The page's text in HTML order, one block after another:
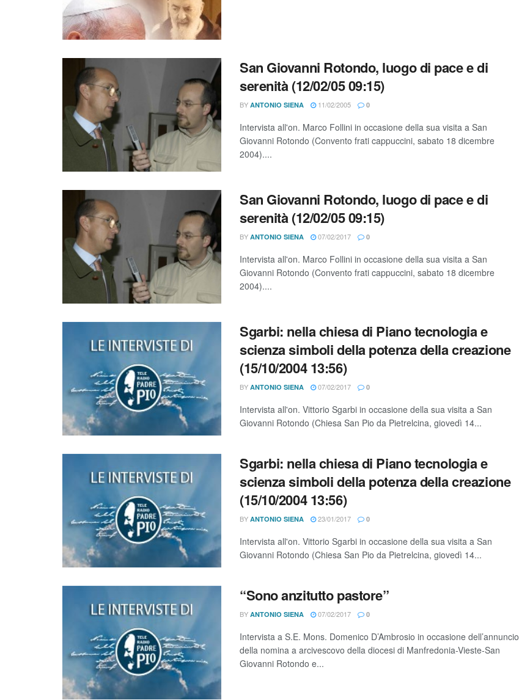
San Giovanni Rotondo, luogo di pace e di
serenità (12/02/05 09:15)
BY ANTONIO SIENA 11/02/2005 0
Intervista all'on. Marco Follini in occasione della sua visita a San
Giovanni Rotondo (Convento frati cappuccini, sabato 18 dicembre
2004)....
San Giovanni Rotondo, luogo di pace e di
serenità (12/02/05 09:15)
BY ANTONIO SIENA 07/02/2017 0
Intervista all'on. Marco Follini in occasione della sua visita a San
Giovanni Rotondo (Convento frati cappuccini, sabato 18 dicembre
2004)....
Sgarbi: nella chiesa di Piano tecnologia e
scienza simboli della potenza della creazione
(15/10/2004 13:56)
BY ANTONIO SIENA 07/02/2017 0
Intervista all'on. Vittorio Sgarbi in occasione della sua visita a San
Giovanni Rotondo (Chiesa San Pio da Pietrelcina, giovedì 14...
Sgarbi: nella chiesa di Piano tecnologia e
scienza simboli della potenza della creazione
(15/10/2004 13:56)
BY ANTONIO SIENA 23/01/2017 0
Intervista all'on. Vittorio Sgarbi in occasione della sua visita a San
Giovanni Rotondo (Chiesa San Pio da Pietrelcina, giovedì 14...
“Sono anzitutto pastore”
BY ANTONIO SIENA 07/02/2017 0
Intervista a S.E. Mons. Domenico D’Ambrosio in occasione dell’annuncio
della nomina a arcivescovo della diocesi di Manfredonia-Vieste-San
Giovanni Rotondo e...